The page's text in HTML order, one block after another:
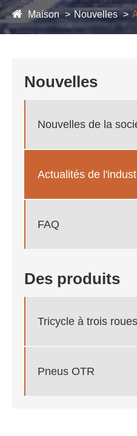
Maison Nouvelles
Nouvelles
Nouvelles de la
Actualités de
FAQ
Des produits
Tricycle à trois roues
Pneus OTR